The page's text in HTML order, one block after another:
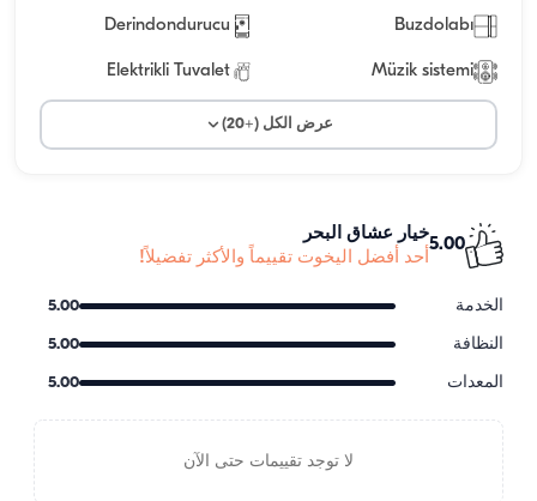
Buzdolabı
Derindondurucu
Müzik sistemi
Elektrikli Tuvalet
عرض الكل (+20)
5.00
خيار عشاق البحر
أحد أفضل اليخوت تقييماً والأكثر تفضيلاً!
الخدمة 5.00
النظافة 5.00
المعدات 5.00
لا توجد تقييمات حتى الآن